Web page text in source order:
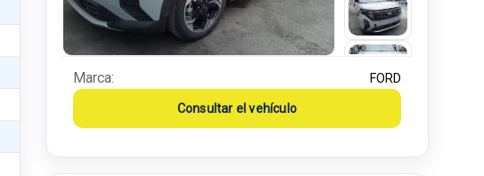
Marca: FORD
Consultar el vehículo